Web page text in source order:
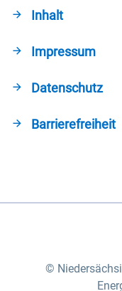
Inhalt
Impressum
Datenschutz
Barrierefreiheit